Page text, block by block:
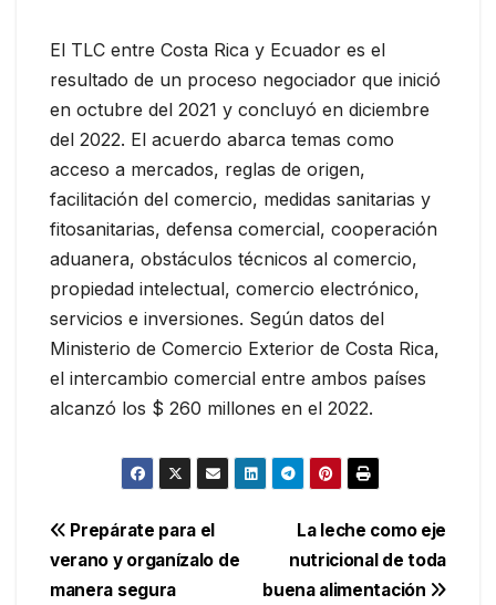
El TLC entre Costa Rica y Ecuador es el
resultado de un proceso negociador que inició
en octubre del 2021 y concluyó en diciembre
del 2022. El acuerdo abarca temas como
acceso a mercados, reglas de origen,
facilitación del comercio, medidas sanitarias y
fitosanitarias, defensa comercial, cooperación
aduanera, obstáculos técnicos al comercio,
propiedad intelectual, comercio electrónico,
servicios e inversiones. Según datos del
Ministerio de Comercio Exterior de Costa Rica,
el intercambio comercial entre ambos países
alcanzó los $ 260 millones en el 2022.
Navegación
de
La leche como eje
nutricional de toda
buena alimentación
Prepárate para el
verano y organízalo de
manera segura